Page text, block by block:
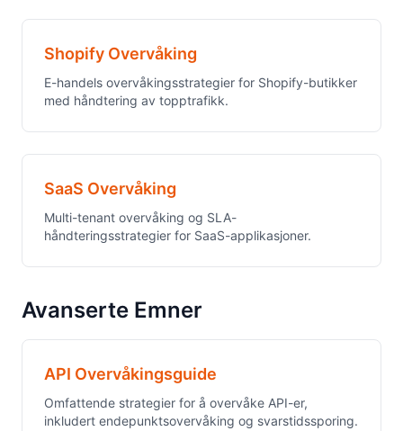
Shopify Overvåking
E-handels overvåkingsstrategier for Shopify-butikker
med håndtering av topptrafikk.
SaaS Overvåking
Multi-tenant overvåking og SLA-
håndteringsstrategier for SaaS-applikasjoner.
Avanserte Emner
API Overvåkingsguide
Omfattende strategier for å overvåke API-er,
inkludert endepunktsovervåking og svarstidssporing.